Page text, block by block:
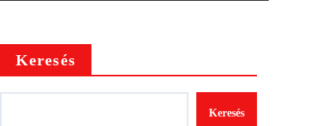
Keresés
Keresés